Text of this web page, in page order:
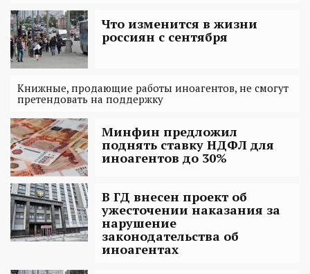
Что изменится в жизни
россиян с сентября
Книжные, продающие работы иноагентов, не смогут
претендовать на поддержку
Минфин предложил
поднять ставку НДФЛ для
иноагентов до 30%
В ГД внесен проект об
ужесточении наказания за
нарушение
законодательства об
иноагентах